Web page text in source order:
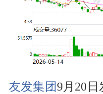
友发集团9月20日